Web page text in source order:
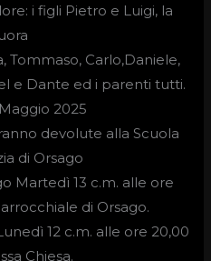
i figli Pietro e Luigi, la
Tommaso, Carlo,Daniele,
e Dante ed i parenti tutti.
2025
devolute alla Scuola
di Orsago
Martedì 13 c.m. alle ore
di Orsago.
12 c.m. alle ore 20,00
Chiesa.